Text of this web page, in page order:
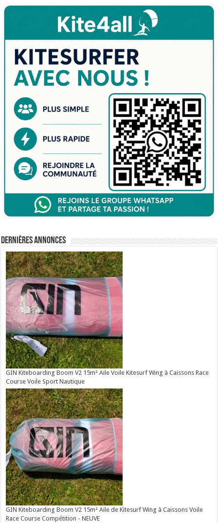
Dernières annonces
GIN Kiteboarding Boom V2 15m² Aile Voile Kitesurf Wing à Caissons Race
Course Voile Sport Nautique
GIN Kiteboarding Boom V2 15m² Aile de Kitesurf Wing à Caissons Voile
Race Course Compétition - NEUVE